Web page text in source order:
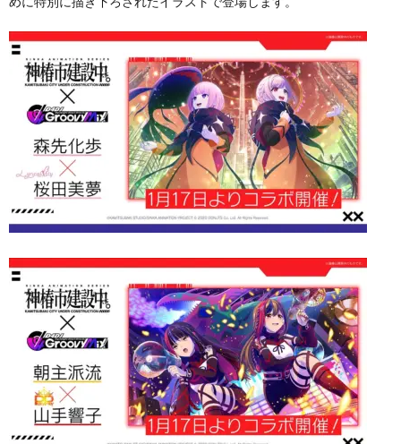
めに特別に描き下ろされたイラストで登場します。